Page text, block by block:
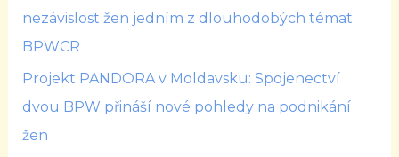
nezávislost žen jedním z dlouhodobých témat
BPWCR
Projekt PANDORA v Moldavsku: Spojenectví
dvou BPW přináší nové pohledy na podnikání
žen